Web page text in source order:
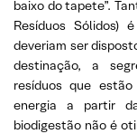
baixo do tapete”.
Resíduos Sólidos)
deveriam ser
destinação, a
resíduos que
energia a partir
biodigestão não é